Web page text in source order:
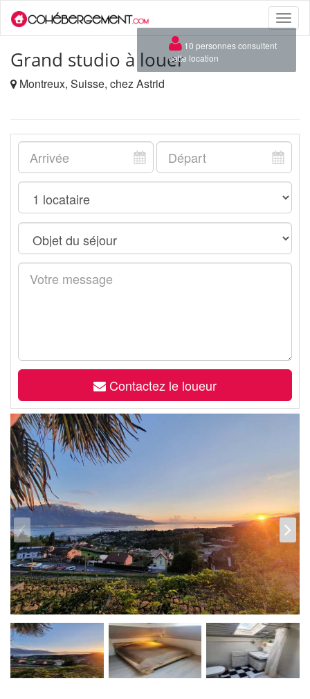
Toggle
Grand studio à louer
Montreux, Suisse, chez Astrid
Contactez le loueur
×
10 personnes consultent
cette location